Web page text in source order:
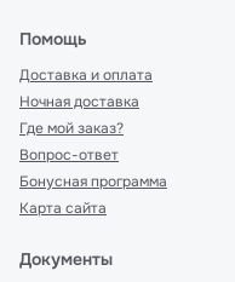
Помощь
Доставка и оплата
Ночная доставка
Где мой заказ?
Вопрос-ответ
Бонусная программа
Карта сайта
Документы